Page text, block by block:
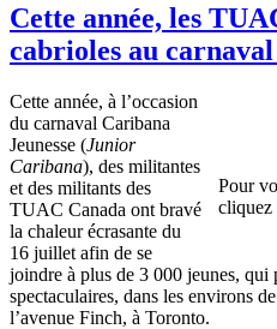
Cette année, les
cabrioles au
Pour
cliquez
Cette année, à l’occasion
du carnaval Caribana
Jeunesse (Junior
Caribana), des militantes
et des militants des
TUAC Canada ont bravé
la chaleur écrasante du
16 juillet afin de se
joindre à plus de 3 000 jeunes, qui
spectaculaires, dans les environs
l’avenue Finch, à Toronto.